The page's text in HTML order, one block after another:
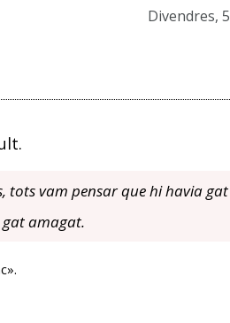
Divendres,
tots vam pensar que hi havia
amagat.